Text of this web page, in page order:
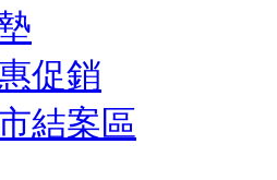
促銷
結案區